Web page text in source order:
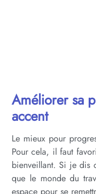
Améliorer sa
accent
Le mieux pour
Pour cela, il faut
bienveillant. Si je dis
que le monde du